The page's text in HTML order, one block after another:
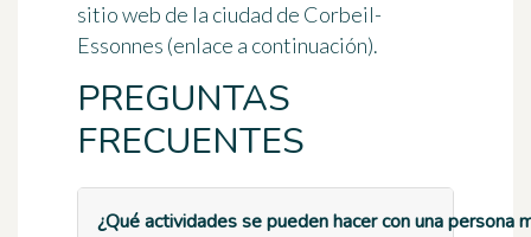
sitio web de la ciudad de Corbeil-
Essonnes (enlace a continuación).
PREGUNTAS
FRECUENTES
¿Qué actividades se pueden hacer con una persona